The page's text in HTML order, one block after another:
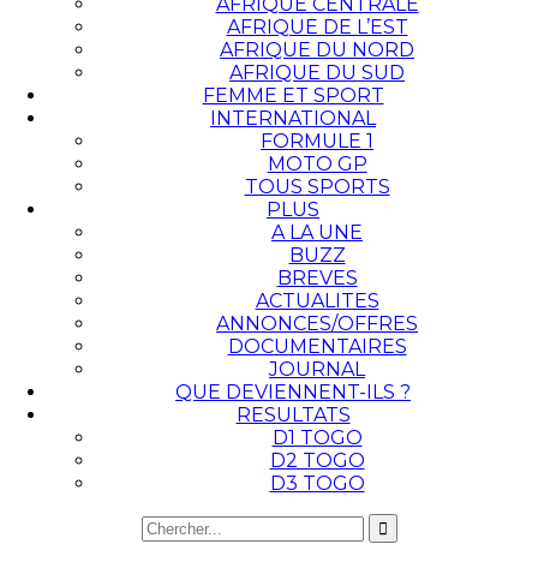
AFRIQUE DE L’EST
AFRIQUE DU NORD
AFRIQUE DU SUD
FEMME ET SPORT
INTERNATIONAL
FORMULE 1
MOTO GP
TOUS SPORTS
PLUS
A LA UNE
BUZZ
BREVES
ACTUALITES
ANNONCES/OFFRES
DOCUMENTAIRES
JOURNAL
QUE DEVIENNENT-ILS ?
RESULTATS
D1 TOGO
D2 TOGO
D3 TOGO